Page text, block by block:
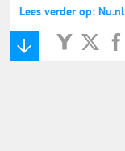
Lees verder op: Nu.nl